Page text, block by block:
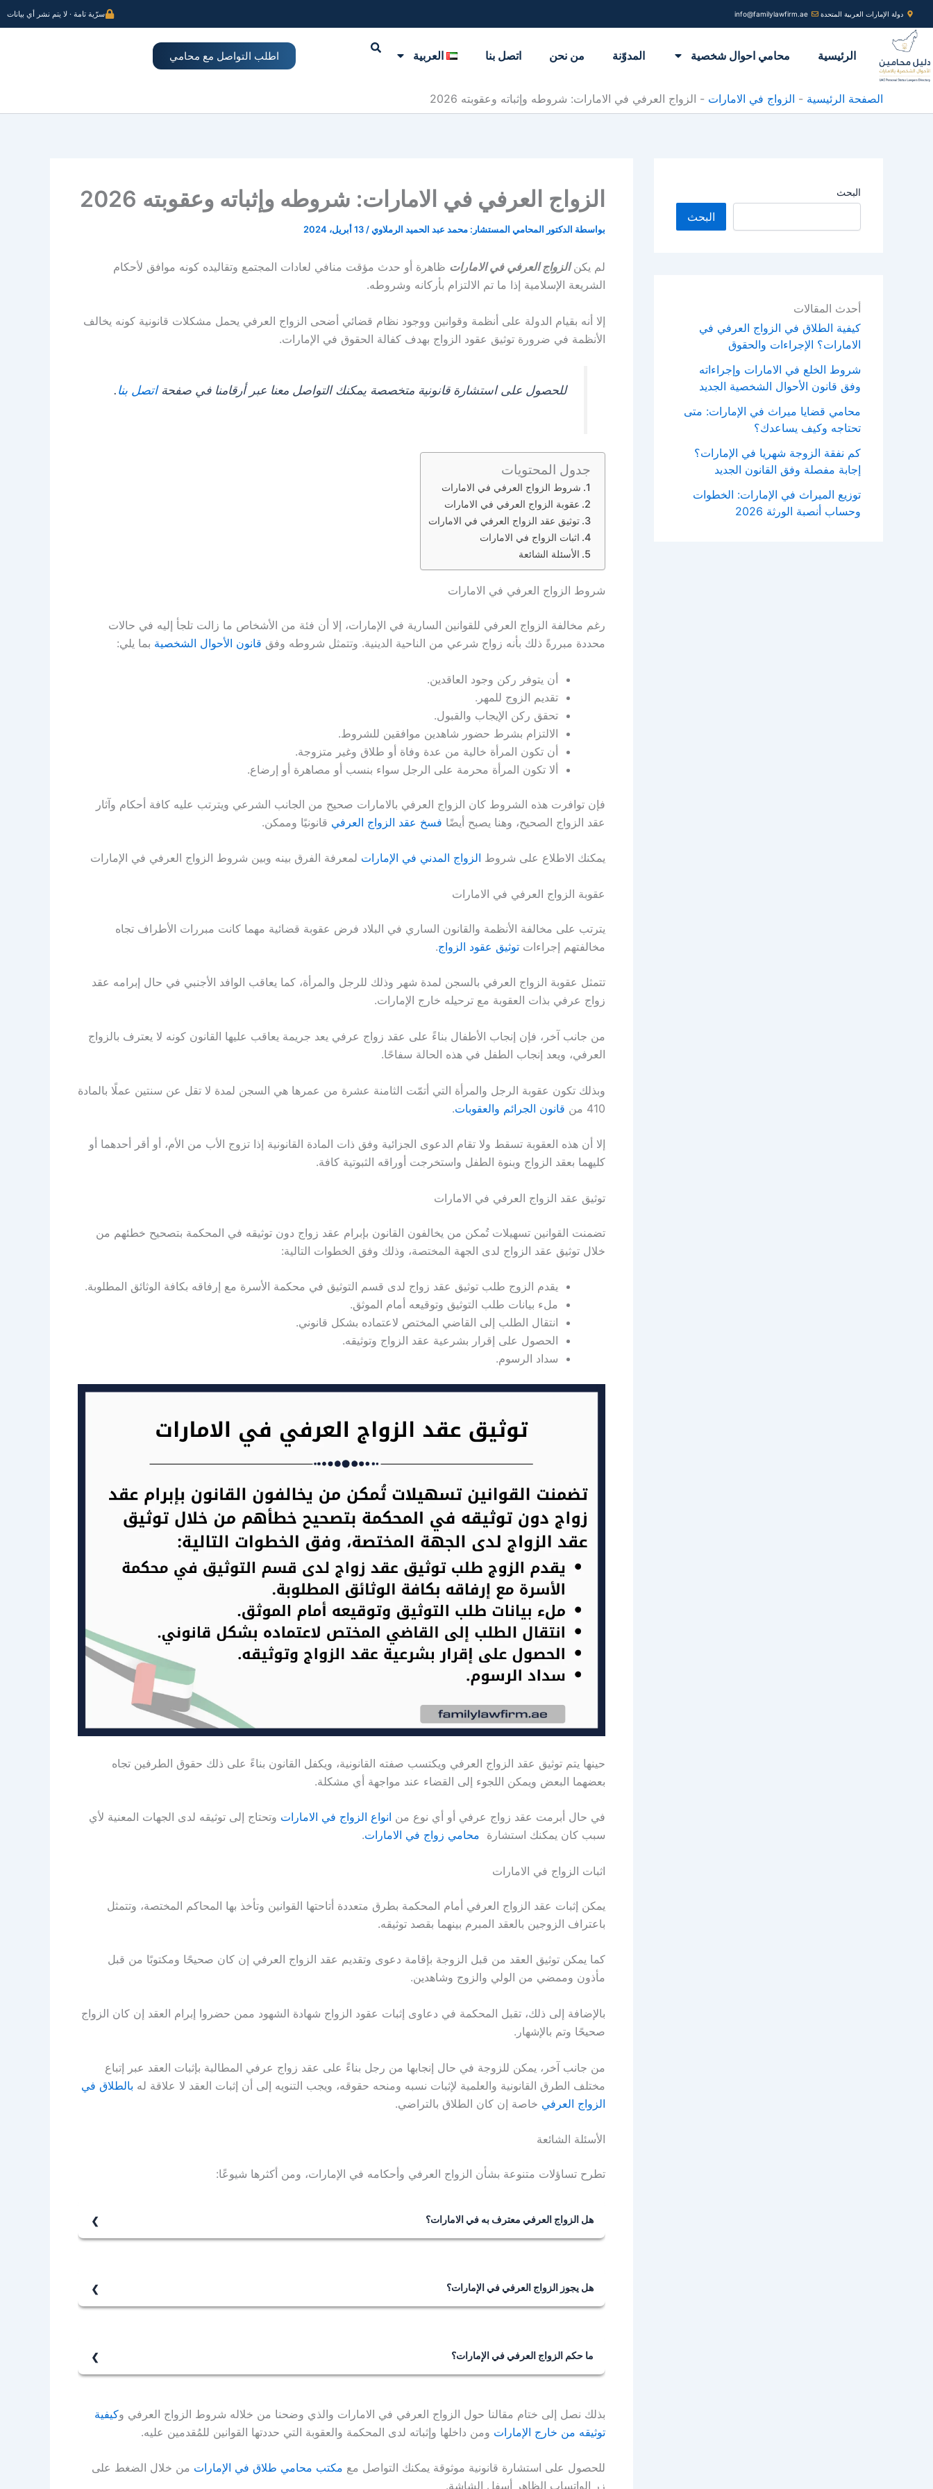
تخطي
إلى
المحتوى
دولة الإمارات العربية المتحدة info@familylawfirm.ae سرّية تامة · لا يتم نشر أي بيانات
الرئيسية محامي احوال شخصية المدوّنة من نحن اتصل بنا العربية اطلب التواصل مع محامي
الصفحة الرئيسية - الزواج في الامارات - الزواج العرفي في الامارات: شروطه وإثباته وعقوبته 2026
البحث
البحث
أحدث المقالات
كيفية الطلاق في الزواج العرفي في
الامارات؟ الإجراءات والحقوق
شروط الخلع في الامارات وإجراءاته
وفق قانون الأحوال الشخصية الجديد
محامي قضايا ميراث في الإمارات: متى
تحتاجه وكيف يساعدك؟
كم نفقة الزوجة شهريا في الإمارات؟
إجابة مفصلة وفق القانون الجديد
توزيع الميراث في الإمارات: الخطوات
وحساب أنصبة الورثة 2026
الزواج العرفي في الامارات: شروطه وإثباته وعقوبته 2026
بواسطة الدكتور المحامي المستشار: محمد عبد الحميد الرملاوي/13 أبريل، 2024
لم يكنالزواج العرفي في الامارات ظاهرة أو حدث مؤقت منافي لعادات المجتمع وتقاليده كونه موافق لأحكام
الشريعة الإسلامية إذا ما تم الالتزام بأركانه وشروطه.
إلا أنه بقيام الدولة على أنظمة وقوانين ووجود نظام قضائي أضحى الزواج العرفي يحمل مشكلات قانونية كونه يخالف
الأنظمة في ضرورة توثيق عقود الزواج بهدف كفالة الحقوق في الإمارات.
للحصول على استشارة قانونية متخصصة يمكنك التواصل معنا عبر أرقامنا في صفحةاتصل بنا.
جدول المحتويات
شروط الزواج العرفي في الامارات
عقوبة الزواج العرفي في الامارات
توثيق عقد الزواج العرفي في الامارات
اثبات الزواج في الامارات
الأسئلة الشائعة
شروط الزواج العرفي في الامارات
رغم مخالفة الزواج العرفي للقوانين السارية في الإمارات، إلا أن فئة من الأشخاص ما زالت تلجأ إليه في حالات
محددة مبررةً ذلك بأنه زواج شرعي من الناحية الدينية. وتتمثل شروطه وفق قانون الأحوال الشخصية بما يلي:
أن يتوفر ركن وجود العاقدين.
تقديم الزوج للمهر.
تحقق ركن الإيجاب والقبول.
الالتزام بشرط حضور شاهدين موافقين للشروط.
أن تكون المرأة خالية من عدة وفاة أو طلاق وغير متزوجة.
ألا تكون المرأة محرمة على الرجل سواء بنسب أو مصاهرة أو إرضاع.
فإن توافرت هذه الشروط كان الزواج العرفي بالامارات صحيح من الجانب الشرعي ويترتب عليه كافة أحكام وآثار
عقد الزواج الصحيح، وهنا يصبح أيضًا فسخ عقد الزواج العرفي قانونيًا وممكن.
يمكنك الاطلاع على شروط الزواج المدني في الإمارات لمعرفة الفرق بينه وبين شروط الزواج العرفي في الإمارات
عقوبة الزواج العرفي في الامارات
يترتب على مخالفة الأنظمة والقانون الساري في البلاد فرض عقوبة قضائية مهما كانت مبررات الأطراف تجاه
مخالفتهم إجراءات توثيق عقود الزواج.
تتمثل عقوبة الزواج العرفي بالسجن لمدة شهر وذلك للرجل والمرأة، كما يعاقب الوافد الأجنبي في حال إبرامه عقد
زواج عرفي بذات العقوبة مع ترحيله خارج الإمارات.
من جانب آخر، فإن إنجاب الأطفال بناءً على عقد زواج عرفي يعد جريمة يعاقب عليها القانون كونه لا يعترف بالزواج
العرفي، ويعد إنجاب الطفل في هذه الحالة سفاحًا.
وبذلك تكون عقوبة الرجل والمرأة التي أتمّت الثامنة عشرة من عمرها هي السجن لمدة لا تقل عن سنتين عملًا بالمادة
410 من
قانون الجرائم والعقوبات.
إلا أن هذه العقوبة تسقط ولا تقام الدعوى الجزائية وفق ذات المادة القانونية إذا تزوج الأب من الأم، أو أقر أحدهما أو
كليهما بعقد الزواج وبنوة الطفل واستخرجت أوراقه الثبوتية كافة.
توثيق عقد الزواج العرفي في الامارات
تضمنت القوانين تسهيلات تُمكن من يخالفون القانون بإبرام عقد زواج دون توثيقه في المحكمة بتصحيح خطئهم من
خلال توثيق عقد الزواج لدى الجهة المختصة، وذلك وفق الخطوات التالية:
يقدم الزوج طلب توثيق عقد زواج لدى قسم التوثيق في محكمة الأسرة مع إرفاقه بكافة الوثائق المطلوبة.
ملء بيانات طلب التوثيق وتوقيعه أمام الموثق.
انتقال الطلب إلى القاضي المختص لاعتماده بشكل قانوني.
الحصول على إقرار بشرعية عقد الزواج وتوثيقه.
سداد الرسوم.
حينها يتم توثيق عقد الزواج العرفي ويكتسب صفته القانونية، ويكفل القانون بناءً على ذلك حقوق الطرفين تجاه
بعضهما البعض ويمكن اللجوء إلى القضاء عند مواجهة أي مشكلة.
في حال أبرمت عقد زواج عرفي أو أي نوع من انواع الزواج في الامارات وتحتاج إلى توثيقه لدى الجهات المعنية لأي
سبب كان يمكنك استشارة محامي زواج في الامارات.
اثبات الزواج في الامارات
يمكن إثبات عقد الزواج العرفي أمام المحكمة بطرق متعددة أتاحتها القوانين وتأخذ بها المحاكم المختصة، وتتمثل
باعتراف الزوجين بالعقد المبرم بينهما بقصد توثيقه.
كما يمكن توثيق العقد من قبل الزوجة بإقامة دعوى وتقديم عقد الزواج العرفي إن كان صحيحًا ومكتوبًا من قبل
مأذون وممضي من الولي والزوج وشاهدين.
بالإضافة إلى ذلك، تقبل المحكمة في دعاوى إثبات عقود الزواج شهادة الشهود ممن حضروا إبرام العقد إن كان الزواج
صحيحًا وتم بالإشهار.
من جانب آخر، يمكن للزوجة في حال إنجابها من رجل بناءً على عقد زواج عرفي المطالبة بإثبات العقد عبر إتباع
مختلف الطرق القانونية والعلمية لإثبات نسبه ومنحه حقوقه، ويجب التنويه إلى أن إثبات العقد لا علاقة له بالطلاق في
الزواج العرفي خاصة إن كان الطلاق بالتراضي.
الأسئلة الشائعة
تطرح تساؤلات متنوعة بشأن الزواج العرفي وأحكامه في الإمارات، ومن أكثرها شيوعًا:
هل الزواج العرفي معترف به في الامارات؟
هل يجوز الزواج العرفي في الإمارات؟
ما حكم الزواج العرفي في الإمارات؟
بذلك نصل إلى ختام مقالنا حول الزواج العرفي في الامارات والذي وضحنا من خلاله شروط الزواج العرفي وكيفية
توثيقه من خارج الإمارات ومن داخلها وإثباته لدى المحكمة والعقوبة التي حددتها القوانين للمُقدمين عليه.
للحصول على استشارة قانونية موثوقة يمكنك التواصل مع مكتب محامي طلاق في الإمارات من خلال الضغط على
زر الواتساب الظاهر أسفل الشاشة.